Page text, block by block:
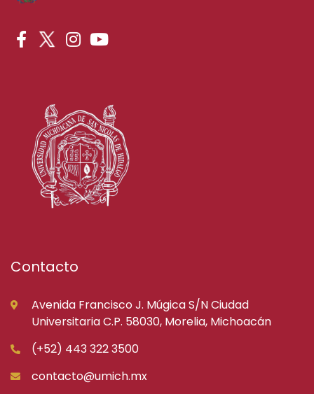
Contacto
Avenida Francisco J. Múgica S/N Ciudad
Universitaria C.P. 58030, Morelia, Michoacán
(+52) 443 322 3500
contacto@umich.mx